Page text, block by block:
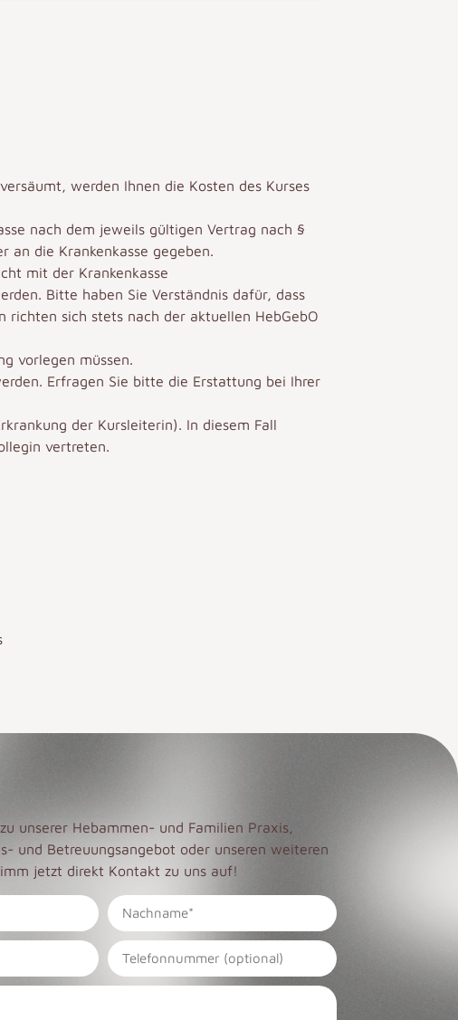
werden Ihnen die Kosten des Kurses
nach dem jeweils gültigen Vertrag nach §
an die Krankenkasse gegeben.
mit der Krankenkasse
Bitte haben Sie Verständnis dafür, dass
richten sich stets nach der aktuellen HebGebO
vorlegen müssen.
Erfragen Sie bitte die Erstattung bei Ihrer
der Kursleiterin). In diesem Fall
vertreten.
unserer Hebammen- und Familien Praxis,
und Betreuungsangebot oder unseren weiteren
jetzt direkt Kontakt zu uns auf!